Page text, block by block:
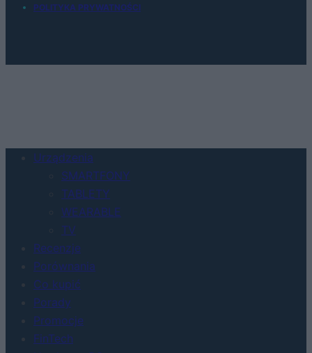
POLITYKA PRYWATNOŚCI
Urządzenia
SMARTFONY
TABLETY
WEARABLE
TV
Recenzje
Porównania
Co kupić
Porady
Promocje
FinTech